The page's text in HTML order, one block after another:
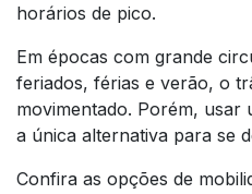
horários de pico.
Em épocas com grande
feriados, férias e verão, o
movimentado. Porém,
a única alternativa para se
Confira as opções de